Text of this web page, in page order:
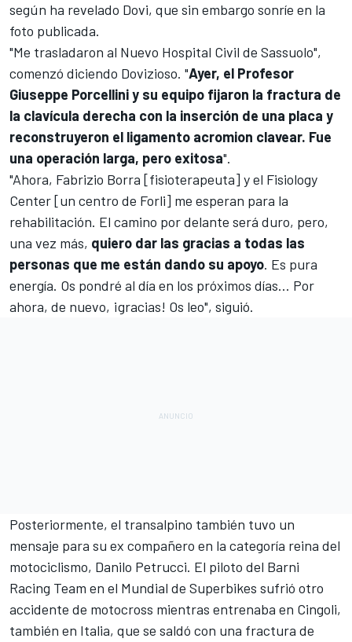
según ha revelado Dovi, que sin embargo sonríe en la
foto publicada.
"Me trasladaron al Nuevo Hospital Civil de Sassuolo",
comenzó diciendo Dovizioso. "Ayer, el Profesor
Giuseppe Porcellini y su equipo fijaron la fractura de
la clavícula derecha con la inserción de una placa y
reconstruyeron el ligamento acromion clavear. Fue
una operación larga, pero exitosa".
"Ahora, Fabrizio Borra [fisioterapeuta] y el Fisiology
Center [un centro de Forli] me esperan para la
rehabilitación. El camino por delante será duro, pero,
una vez más, quiero dar las gracias a todas las
personas que me están dando su apoyo. Es pura
energía. Os pondré al día en los próximos días... Por
ahora, de nuevo, ¡gracias! Os leo", siguió.
Posteriormente, el transalpino también tuvo un
mensaje para su ex compañero en la categoría reina del
motociclismo, Danilo Petrucci. El piloto del Barni
Racing Team en el Mundial de Superbikes sufrió otro
accidente de motocross mientras entrenaba en Cingoli,
también en Italia, que se saldó con una fractura de